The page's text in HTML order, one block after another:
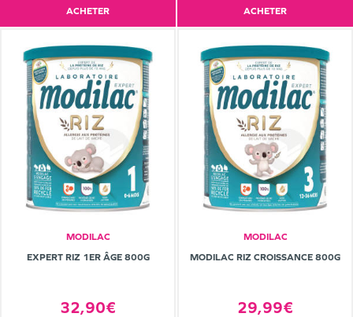
ACHETER ACHETER
MODILAC
EXPERT RIZ 1ER ÂGE 800G
32,90€
MODILAC
MODILAC RIZ CROISSANCE 800G
29,99€